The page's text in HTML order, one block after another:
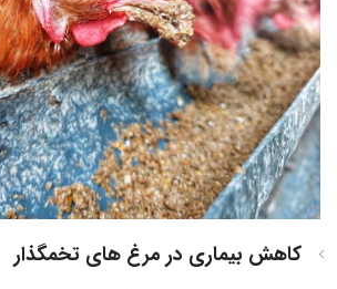
کاهش بیماری در مرغ های تخمگذار